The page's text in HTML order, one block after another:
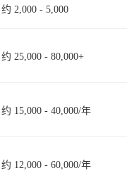
约 2,000 - 5,000
约 25,000 - 80,000+
约 15,000 - 40,000/年
约 12,000 - 60,000/年